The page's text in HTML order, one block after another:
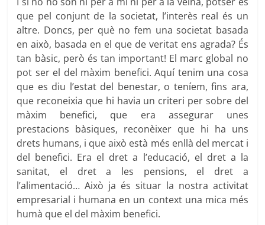
que pel conjunt de la societat, l’interès real és un
altre. Doncs, per què no fem una societat basada
en això, basada en el que de veritat ens agrada? És
tan bàsic, però és tan important! El marc global no
pot ser el del màxim benefici. Aquí tenim una cosa
que es diu l’estat del benestar, o teníem, fins ara,
que reconeixia que hi havia un criteri per sobre del
màxim benefici, que era assegurar unes
prestacions bàsiques, reconèixer que hi ha uns
drets humans, i que això està més enllà del mercat i
del benefici. Era el dret a l’educació, el dret a la
sanitat, el dret a les pensions, el dret a
l’alimentació… Això ja és situar la nostra activitat
empresarial i humana en un context una mica més
humà que el del màxim benefici.